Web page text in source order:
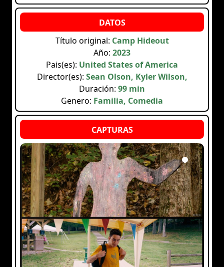
Título original: Camp Hideout
Año: 2023
Pais(es): United States of America
Director(es): Sean Olson, Kyler Wilson,
Duración: 99 min
Genero: Familia, Comedia